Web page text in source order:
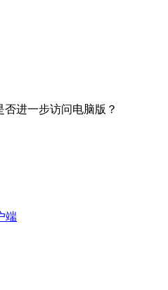
进一步访问电脑版？
端